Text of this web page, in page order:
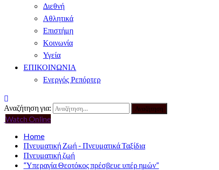
Διεθνή
Αθλητικά
Επιστήμη
Κοινωνία
Υγεία
ΕΠΙΚΟΙΝΩΝΙΑ
Ενεργός Ρεπόρτερ
Αναζήτηση για:
Watch Online
Home
Πνευματική Ζωή - Πνευματικά Ταξίδια
Πνευματική ζωή
“Υπεραγία Θεοτόκος πρέσβευε υπέρ ημών”